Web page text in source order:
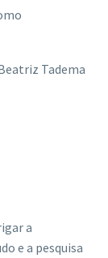
Tadema
a
e a pesquisa